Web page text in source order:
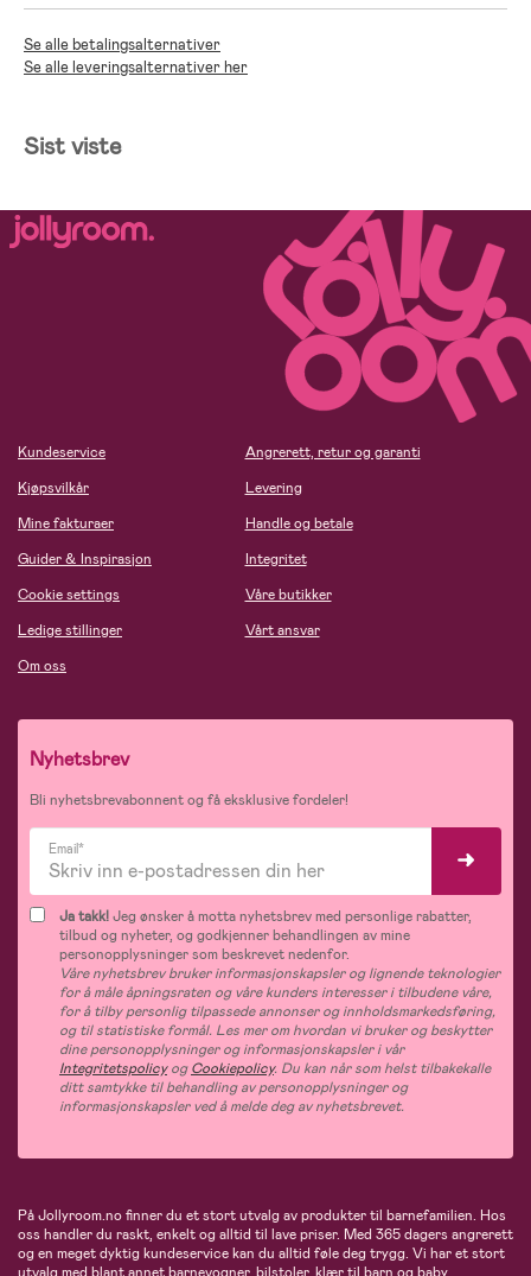
Se alle betalingsalternativer
Se alle leveringsalternativer her
Sist viste
Kundeservice
Kjøpsvilkår
Mine fakturaer
Guider & Inspirasjon
Cookie settings
Ledige stillinger
Om oss
Angrerett, retur og garanti
Levering
Handle og betale
Integritet
Våre butikker
Vårt ansvar
Nyhetsbrev
Bli nyhetsbrevabonnent og få eksklusive fordeler!
Email*
Ja takk!Jeg ønsker å motta nyhetsbrev med personlige rabatter,
tilbud og nyheter, og godkjenner behandlingen av mine
personopplysninger som beskrevet nedenfor.
Våre nyhetsbrev bruker informasjonskapsler og lignende teknologier
for å måle åpningsraten og våre kunders interesser i tilbudene våre,
for å tilby personlig tilpassede annonser og innholdsmarkedsføring,
og til statistiske formål. Les mer om hvordan vi bruker og beskytter
dine personopplysninger og informasjonskapsler i vår
IntegritetspolicyogCookiepolicy. Du kan når som helst tilbakekalle
ditt samtykke til behandling av personopplysninger og
informasjonskapsler ved å melde deg av nyhetsbrevet.
På Jollyroom.no finner du et stort utvalg av produkter til barnefamilien. Hos
oss handler du raskt, enkelt og alltid til lave priser. Med 365 dagers angrerett
og en meget dyktig kundeservice kan du alltid føle deg trygg. Vi har et stort